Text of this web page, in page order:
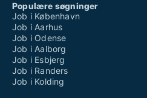
Populære søgninger
Job i København
Job i Aarhus
Job i Odense
Job i Aalborg
Job i Esbjerg
Job i Randers
Job i Kolding